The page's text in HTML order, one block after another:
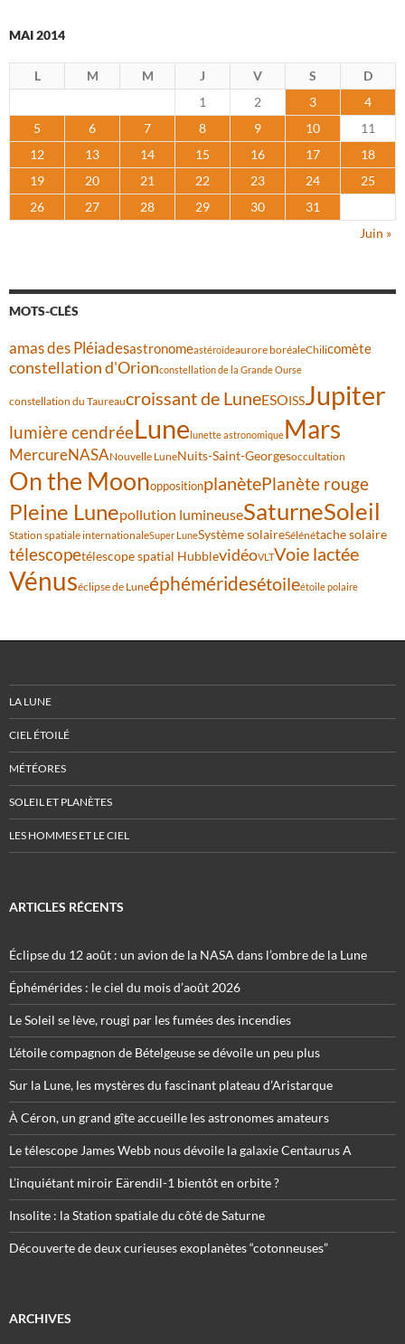
MAI 2014
L M M J V S
D
1
2 3
4
5
6 7 8 9 10
11
12
13 14 15 16 17
18
19
20 21 22 23 24
25
26
27 28 29 30
31
Juin »
MOTS-CLÉS
amas des Pléiadesastronomeastéroïdeaurore boréaleChilicomète
constellation d'Orionconstellation de la Grande Ourse
constellation du Taureaucroissant de LuneESOISSJupiter
lumière cendréeLune lunette astronomiqueMars
MercureNASANouvelle LuneNuits-Saint-Georgesoccultation
On the MoonoppositionplanètePlanète rouge
Pleine Lunepollution lumineuseSaturneSoleil
Station spatiale internationaleSuper LuneSystème solaireSélénétache solaire
télescopetélescope spatial HubblevidéoVLTVoie lactée
Vénuséclipse de Luneéphéméridesétoileétoile polaire
LA LUNE
CIEL ÉTOILÉ
MÉTÉORES
SOLEIL ET PLANÈTES
LES HOMMES ET LE CIEL
ARTICLES RÉCENTS
Éclipse du 12 août : un avion de la NASA dans l’ombre de la Lune
Éphémérides : le ciel du mois d’août 2026
Le Soleil se lève, rougi par les fumées des incendies
L’étoile compagnon de Bételgeuse se dévoile un peu plus
Sur la Lune, les mystères du fascinant plateau d’Aristarque
À Céron, un grand gîte accueille les astronomes amateurs
Le télescope James Webb nous dévoile la galaxie Centaurus A
L’inquiétant miroir Eärendil-1 bientôt en orbite ?
Insolite : la Station spatiale du côté de Saturne
Découverte de deux curieuses exoplanètes “cotonneuses”
ARCHIVES